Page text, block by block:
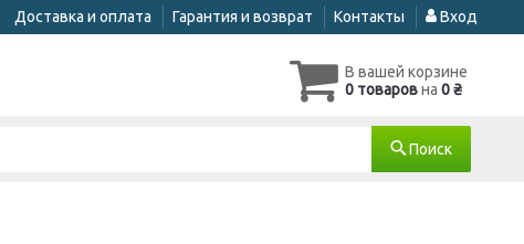
Доставка и оплата Гарантия и возврат Контакты Вход
В вашей корзине
0 товаровна 0 ₴
Поиск